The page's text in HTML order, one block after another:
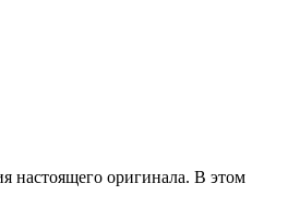
настоящего оригинала. В этом